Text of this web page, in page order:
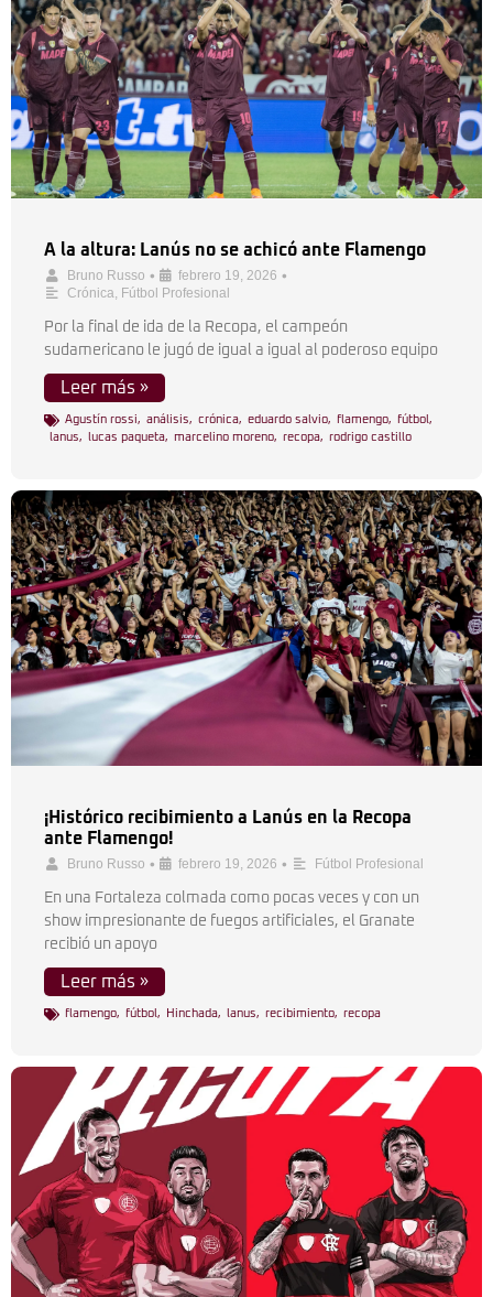
A la altura: Lanús no se achicó ante Flamengo
Bruno Russo • febrero 19, 2026 •
Crónica, Fútbol Profesional
Por la final de ida de la Recopa, el campeón
sudamericano le jugó de igual a igual al poderoso equipo
Leer más »
Agustín rossi, análisis, crónica, eduardo salvio, flamengo, fútbol ,
lanus, lucas paqueta, marcelino moreno, recopa, rodrigo castillo
¡Histórico recibimiento a Lanús en la Recopa
ante Flamengo!
Bruno Russo • febrero 19, 2026 • Fútbol Profesional
En una Fortaleza colmada como pocas veces y con un
show impresionante de fuegos artificiales, el Granate
recibió un apoyo
Leer más »
flamengo, fútbol , Hinchada, lanus, recibimiento, recopa